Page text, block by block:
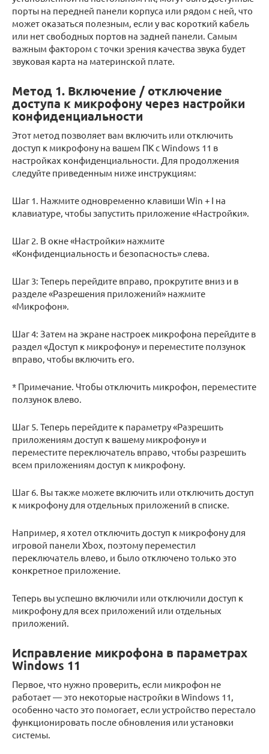
порты на передней панели корпуса или рядом с ней, что
может оказаться полезным, если у вас короткий кабель
или нет свободных портов на задней панели. Самым
важным фактором с точки зрения качества звука будет
звуковая карта на материнской плате.
Метод 1. Включение / отключение
доступа к микрофону через настройки
конфиденциальности
Этот метод позволяет вам включить или отключить
доступ к микрофону на вашем ПК с Windows 11 в
настройках конфиденциальности. Для продолжения
следуйте приведенным ниже инструкциям:
Шаг 1. Нажмите одновременно клавиши Win + I на
клавиатуре, чтобы запустить приложение «Настройки».
Шаг 2. В окне «Настройки» нажмите
«Конфиденциальность и безопасность» слева.
Шаг 3: Теперь перейдите вправо, прокрутите вниз и в
разделе «Разрешения приложений» нажмите
«Микрофон».
Шаг 4: Затем на экране настроек микрофона перейдите в
раздел «Доступ к микрофону» и переместите ползунок
вправо, чтобы включить его.
* Примечание. Чтобы отключить микрофон, переместите
ползунок влево.
Шаг 5. Теперь перейдите к параметру «Разрешить
приложениям доступ к вашему микрофону» и
переместите переключатель вправо, чтобы разрешить
всем приложениям доступ к микрофону.
Шаг 6. Вы также можете включить или отключить доступ
к микрофону для отдельных приложений в списке.
Например, я хотел отключить доступ к микрофону для
игровой панели Xbox, поэтому переместил
переключатель влево, и было отключено только это
конкретное приложение.
Теперь вы успешно включили или отключили доступ к
микрофону для всех приложений или отдельных
приложений.
Исправление микрофона в параметрах
Windows 11
Первое, что нужно проверить, если микрофон не
работает — это некоторые настройки в Windows 11,
особенно часто это помогает, если устройство перестало
функционировать после обновления или установки
системы.